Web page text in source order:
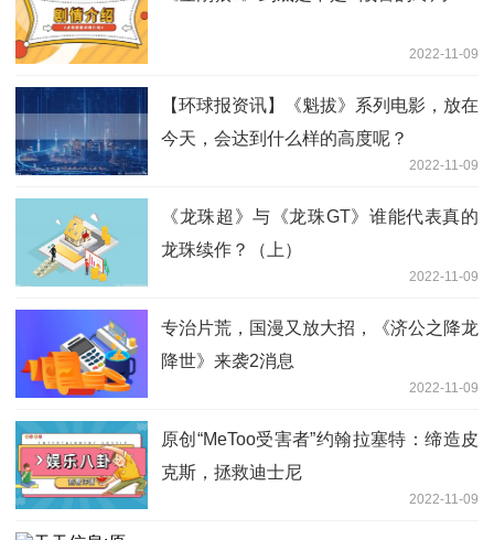
2022-11-09
【环球报资讯】《魁拔》系列电影，放在
今天，会达到什么样的高度呢？
2022-11-09
《龙珠超》与《龙珠GT》谁能代表真的
龙珠续作？（上）
2022-11-09
专治片荒，国漫又放大招，《济公之降龙
降世》来袭2消息
2022-11-09
原创“MeToo受害者”约翰拉塞特：缔造皮
克斯，拯救迪士尼
2022-11-09